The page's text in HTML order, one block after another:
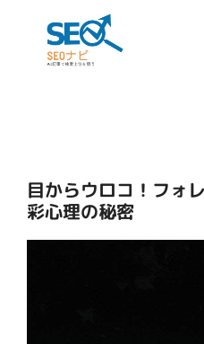
目からウロコ！フォ
彩心理の秘密